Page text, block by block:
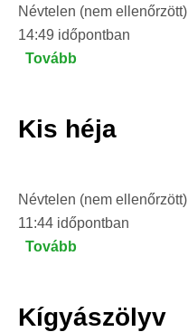
Névtelen (nem ellenőrzött)
14:49 időpontban
Tovább
Kis héja
Névtelen (nem ellenőrzött)
11:44 időpontban
Tovább
Kígyászölyv